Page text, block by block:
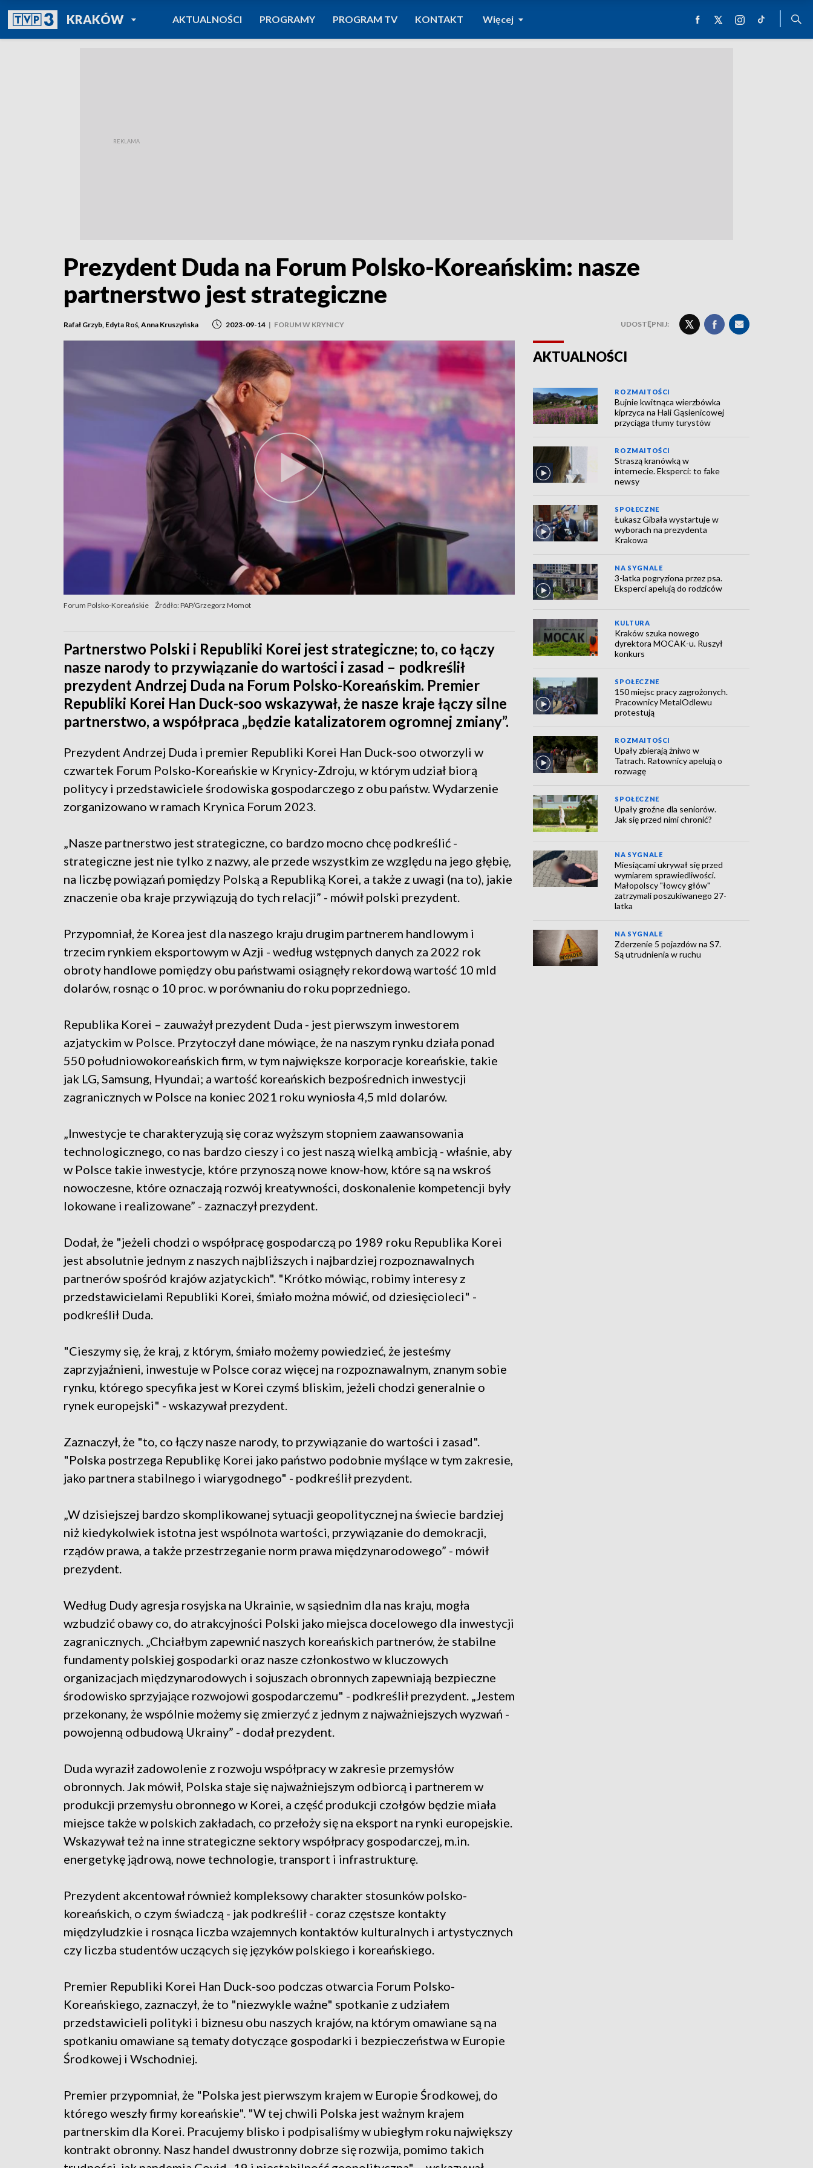
KRAKÓWPOWRÓT DO
TVP REGIONY
AKTUALNOŚCI PROGRAMY PROGRAM TV KONTAKT Więcej
Prezydent Duda na Forum Polsko-Koreańskim: nasze
partnerstwo jest strategiczne
Rafał Grzyb, Edyta Roś, Anna Kruszyńska 2023-09-14 | FORUM W KRYNICY UDOSTĘPNIJ:
Forum Polsko-Koreańskie Źródło: PAP/Grzegorz Momot
Partnerstwo Polski i Republiki Korei jest strategiczne; to, co łączy
nasze narody to przywiązanie do wartości i zasad – podkreślił
prezydent Andrzej Duda na Forum Polsko-Koreańskim. Premier
Republiki Korei Han Duck-soo wskazywał, że nasze kraje łączy silne
partnerstwo, a współpraca „będzie katalizatorem ogromnej zmiany”.
Prezydent Andrzej Duda i premier Republiki Korei Han Duck-soo otworzyli w
czwartek Forum Polsko-Koreańskie w Krynicy-Zdroju, w którym udział biorą
politycy i przedstawiciele środowiska gospodarczego z obu państw. Wydarzenie
zorganizowano w ramach Krynica Forum 2023.
„Nasze partnerstwo jest strategiczne, co bardzo mocno chcę podkreślić -
strategiczne jest nie tylko z nazwy, ale przede wszystkim ze względu na jego głębię,
na liczbę powiązań pomiędzy Polską a Republiką Korei, a także z uwagi (na to), jakie
znaczenie oba kraje przywiązują do tych relacji” - mówił polski prezydent.
Przypomniał, że Korea jest dla naszego kraju drugim partnerem handlowym i
trzecim rynkiem eksportowym w Azji - według wstępnych danych za 2022 rok
obroty handlowe pomiędzy obu państwami osiągnęły rekordową wartość 10 mld
dolarów, rosnąc o 10 proc. w porównaniu do roku poprzedniego.
Republika Korei – zauważył prezydent Duda - jest pierwszym inwestorem
azjatyckim w Polsce. Przytoczył dane mówiące, że na naszym rynku działa ponad
550 południowokoreańskich firm, w tym największe korporacje koreańskie, takie
jak LG, Samsung, Hyundai; a wartość koreańskich bezpośrednich inwestycji
zagranicznych w Polsce na koniec 2021 roku wyniosła 4,5 mld dolarów.
„Inwestycje te charakteryzują się coraz wyższym stopniem zaawansowania
technologicznego, co nas bardzo cieszy i co jest naszą wielką ambicją - właśnie, aby
w Polsce takie inwestycje, które przynoszą nowe know-how, które są na wskroś
nowoczesne, które oznaczają rozwój kreatywności, doskonalenie kompetencji były
lokowane i realizowane” - zaznaczył prezydent.
Dodał, że "jeżeli chodzi o współpracę gospodarczą po 1989 roku Republika Korei
jest absolutnie jednym z naszych najbliższych i najbardziej rozpoznawalnych
partnerów spośród krajów azjatyckich". "Krótko mówiąc, robimy interesy z
przedstawicielami Republiki Korei, śmiało można mówić, od dziesięcioleci" -
podkreślił Duda.
"Cieszymy się, że kraj, z którym, śmiało możemy powiedzieć, że jesteśmy
zaprzyjaźnieni, inwestuje w Polsce coraz więcej na rozpoznawalnym, znanym sobie
rynku, którego specyfika jest w Korei czymś bliskim, jeżeli chodzi generalnie o
rynek europejski" - wskazywał prezydent.
Zaznaczył, że "to, co łączy nasze narody, to przywiązanie do wartości i zasad".
"Polska postrzega Republikę Korei jako państwo podobnie myślące w tym zakresie,
jako partnera stabilnego i wiarygodnego" - podkreślił prezydent.
„W dzisiejszej bardzo skomplikowanej sytuacji geopolitycznej na świecie bardziej
niż kiedykolwiek istotna jest wspólnota wartości, przywiązanie do demokracji,
rządów prawa, a także przestrzeganie norm prawa międzynarodowego” - mówił
prezydent.
Według Dudy agresja rosyjska na Ukrainie, w sąsiednim dla nas kraju, mogła
wzbudzić obawy co, do atrakcyjności Polski jako miejsca docelowego dla inwestycji
zagranicznych. „Chciałbym zapewnić naszych koreańskich partnerów, że stabilne
fundamenty polskiej gospodarki oraz nasze członkostwo w kluczowych
organizacjach międzynarodowych i sojuszach obronnych zapewniają bezpieczne
środowisko sprzyjające rozwojowi gospodarczemu" - podkreślił prezydent. „Jestem
przekonany, że wspólnie możemy się zmierzyć z jednym z najważniejszych wyzwań -
powojenną odbudową Ukrainy” - dodał prezydent.
Duda wyraził zadowolenie z rozwoju współpracy w zakresie przemysłów
obronnych. Jak mówił, Polska staje się najważniejszym odbiorcą i partnerem w
produkcji przemysłu obronnego w Korei, a część produkcji czołgów będzie miała
miejsce także w polskich zakładach, co przełoży się na eksport na rynki europejskie.
Wskazywał też na inne strategiczne sektory współpracy gospodarczej, m.in.
energetykę jądrową, nowe technologie, transport i infrastrukturę.
Prezydent akcentował również kompleksowy charakter stosunków polsko-
koreańskich, o czym świadczą - jak podkreślił - coraz częstsze kontakty
międzyludzkie i rosnąca liczba wzajemnych kontaktów kulturalnych i artystycznych
czy liczba studentów uczących się języków polskiego i koreańskiego.
Premier Republiki Korei Han Duck-soo podczas otwarcia Forum Polsko-
Koreańskiego, zaznaczył, że to "niezwykle ważne" spotkanie z udziałem
przedstawicieli polityki i biznesu obu naszych krajów, na którym omawiane są na
spotkaniu omawiane są tematy dotyczące gospodarki i bezpieczeństwa w Europie
Środkowej i Wschodniej.
Premier przypomniał, że "Polska jest pierwszym krajem w Europie Środkowej, do
którego weszły firmy koreańskie". "W tej chwili Polska jest ważnym krajem
partnerskim dla Korei. Pracujemy blisko i podpisaliśmy w ubiegłym roku największy
kontrakt obronny. Nasz handel dwustronny dobrze się rozwija, pomimo takich
AKTUALNOŚCI
ROZMAITOŚCI
Bujnie kwitnąca wierzbówka
kiprzyca na Hali Gąsienicowej
przyciąga tłumy turystów
ROZMAITOŚCI
Straszą kranówką w
internecie. Eksperci: to fake
newsy
SPOŁECZNE
Łukasz Gibała wystartuje w
wyborach na prezydenta
Krakowa
NA SYGNALE
3-latka pogryziona przez psa.
Eksperci apelują do rodziców
KULTURA
Kraków szuka nowego
dyrektora MOCAK-u. Ruszył
konkurs
SPOŁECZNE
150 miejsc pracy zagrożonych.
Pracownicy MetalOdlewu
protestują
ROZMAITOŚCI
Upały zbierają żniwo w
Tatrach. Ratownicy apelują o
rozwagę
SPOŁECZNE
Upały groźne dla seniorów.
Jak się przed nimi chronić?
NA SYGNALE
Miesiącami ukrywał się przed
wymiarem sprawiedliwości.
Małopolscy "łowcy głów"
zatrzymali poszukiwanego 27-
latka
NA SYGNALE
Zderzenie 5 pojazdów na S7.
Są utrudnienia w ruchu